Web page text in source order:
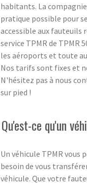
habitants. La
pratique possible pour
accessible aux fauteuils
service TPMR de TPMR
les aéroports et toute
Nos tarifs sont fixes et
N'hésitez pas à nous
sur pied !
Qu'est-ce qu'un
Un véhicule TPMR
besoin de vous
véhicule. Que votre